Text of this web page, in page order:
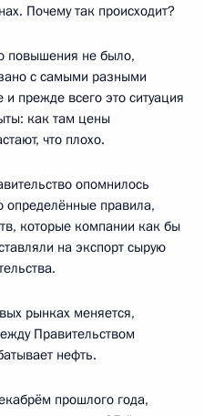
Почему так происходит?
повышения не было,
с самыми разными
и прежде всего это ситуация
как там цены
что плохо.
опомнилось
определённые правила,
которые компании как бы
на экспорт сырую
рынках меняется,
Правительством
нефть.
прошлого года,